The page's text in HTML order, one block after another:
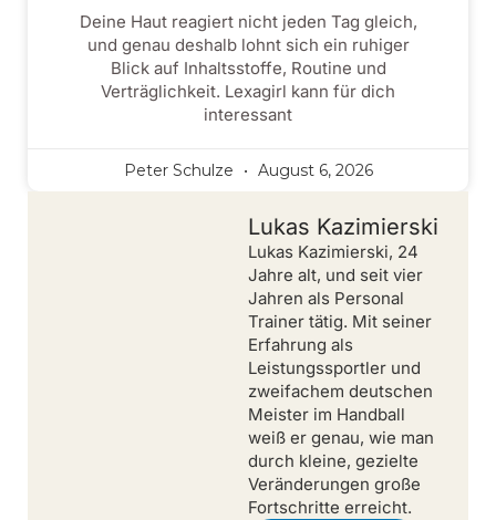
Deine Haut reagiert nicht jeden Tag gleich,
und genau deshalb lohnt sich ein ruhiger
Blick auf Inhaltsstoffe, Routine und
Verträglichkeit. Lexagirl kann für dich
interessant
Peter Schulze August 6, 2026
Lukas Kazimierski
Lukas Kazimierski, 24
Jahre alt, und seit vier
Jahren als Personal
Trainer tätig. Mit seiner
Erfahrung als
Leistungssportler und
zweifachem deutschen
Meister im Handball
weiß er genau, wie man
durch kleine, gezielte
Veränderungen große
Fortschritte erreicht.